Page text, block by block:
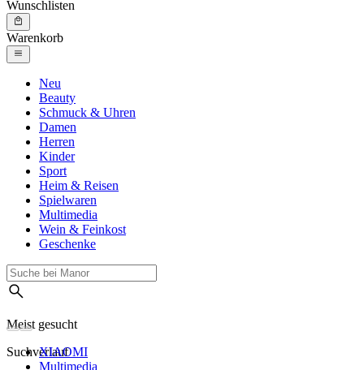
Wunschlisten
Warenkorb
Neu
Beauty
Schmuck & Uhren
Damen
Herren
Kinder
Sport
Heim & Reisen
Spielwaren
Multimedia
Wein & Feinkost
Geschenke
Meist gesucht
Suchverlauf
XIAOMI
Multimedia